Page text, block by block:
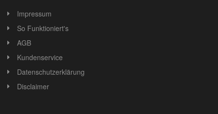
Impressum
So Funktioniert's
AGB
Kundenservice
Datenschutzerklärung
Disclaimer